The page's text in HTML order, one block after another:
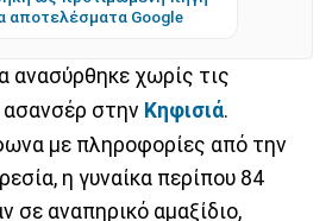
αποτελέσματα Google
ανασύρθηκε χωρίς τις
ασανσέρ στην Κηφισιά.
με πληροφορίες από την
η γυναίκα περίπου 84
σε αναπηρικό αμαξίδιο,